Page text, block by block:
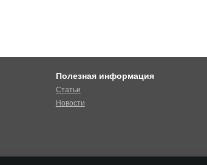
Полезная информация
Статьи
Новости